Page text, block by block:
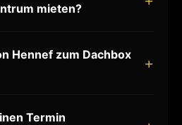
mieten?
Hennef zum Dachbox
Termin